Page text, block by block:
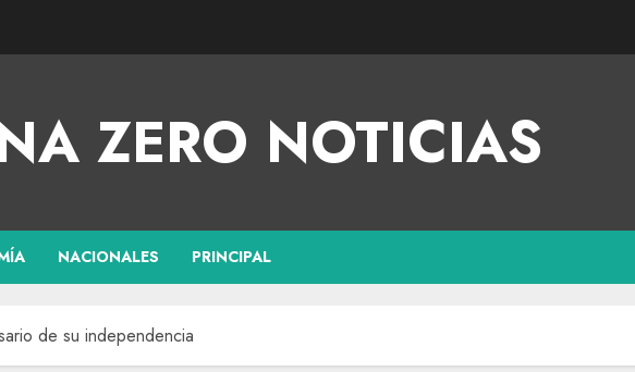
ZERO NOTICIAS
NACIONALES PRINCIPAL
de su independencia